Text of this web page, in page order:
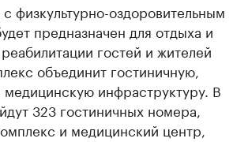
физкультурно-оздоровительным
предназначен для отдыха и
гостей и жителей
объединит гостиничную,
инфраструктуру. В
323 гостиничных номера,
и медицинский центр,